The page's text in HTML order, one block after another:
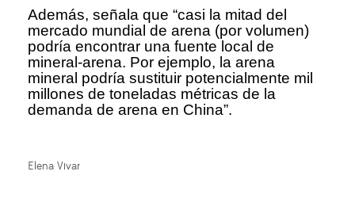
Además, señala que “casi la mitad del
mercado mundial de arena (por volumen)
podría encontrar una fuente local de
mineral-arena. Por ejemplo, la arena
mineral podría sustituir potencialmente mil
millones de toneladas métricas de la
demanda de arena en China”.
Elena Vivar